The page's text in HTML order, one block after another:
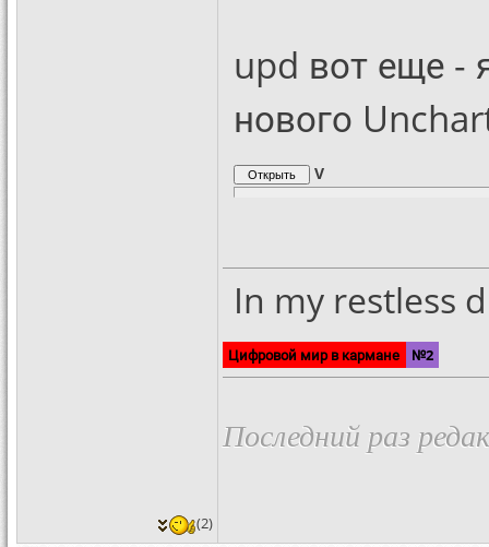
upd вот еще -
нового
V
In my restless
Цифровой мир в кармане №2
Последний раз
(2)